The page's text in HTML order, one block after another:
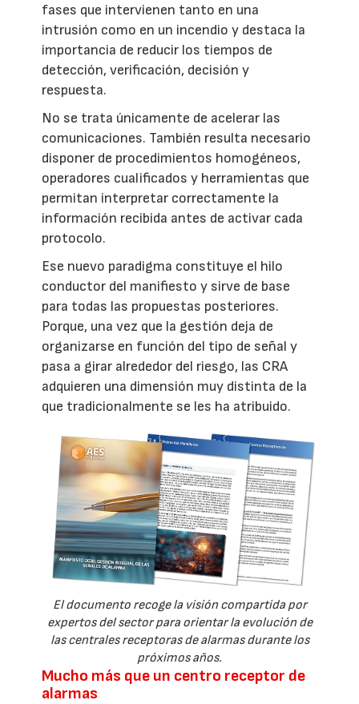
fases que intervienen tanto en una
intrusión como en un incendio y destaca la
importancia de reducir los tiempos de
detección, verificación, decisión y
respuesta.
No se trata únicamente de acelerar las
comunicaciones. También resulta necesario
disponer de procedimientos homogéneos,
operadores cualificados y herramientas que
permitan interpretar correctamente la
información recibida antes de activar cada
protocolo.
Ese nuevo paradigma constituye el hilo
conductor del manifiesto y sirve de base
para todas las propuestas posteriores.
Porque, una vez que la gestión deja de
organizarse en función del tipo de señal y
pasa a girar alrededor del riesgo, las CRA
adquieren una dimensión muy distinta de la
que tradicionalmente se les ha atribuido.
El documento recoge la visión compartida por
expertos del sector para orientar la evolución de
las centrales receptoras de alarmas durante los
próximos años.
Mucho más que un centro receptor de
alarmas